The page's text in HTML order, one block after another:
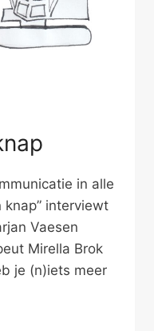
in alle
knap” interviewt
Vaesen
Mirella Brok
je (n)iets meer